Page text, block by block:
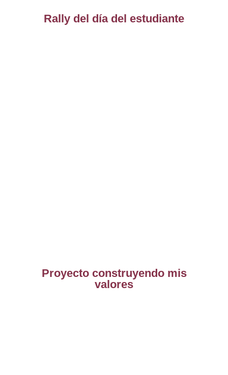
Rally del día del estudiante
Proyecto construyendo mis
valores